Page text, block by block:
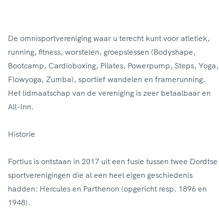
De omnisportvereniging waar u terecht kunt voor atletiek,
running, fitness, worstelen, groepslessen (Bodyshape,
Bootcamp, Cardioboxing, Pilates, Powerpump, Steps, Yoga,
Flowyoga, Zumba), sportief wandelen en framerunning.
Het lidmaatschap van de vereniging is zeer betaalbaar en
All-Inn.
Historie
Fortius is ontstaan in 2017 uit een fusie tussen twee Dordtse
sportverenigingen die al een heel eigen geschiedenis
hadden: Hercules en Parthenon (opgericht resp. 1896 en
1948).